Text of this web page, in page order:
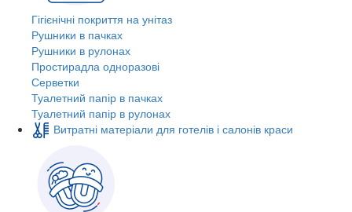
Гігієнічні покриття на унітаз
Рушники в пачках
Рушники в рулонах
Простирадла одноразові
Серветки
Туалетний папір в пачках
Туалетний папір в рулонах
Витратні матеріали для готелів і салонів краси